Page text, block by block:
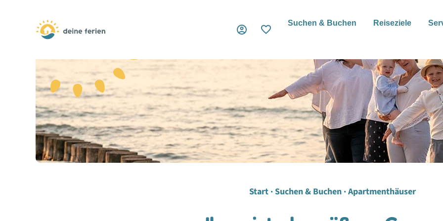
Suchen & Buchen Reiseziele
Start · Suchen & Buchen · Apartmenthäuser